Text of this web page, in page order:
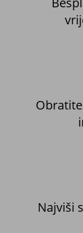
Najviši